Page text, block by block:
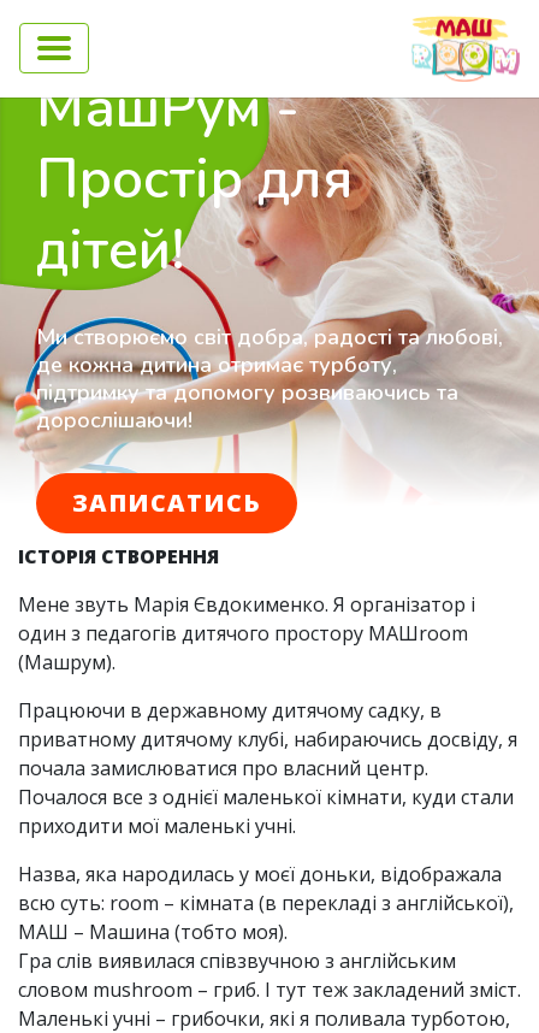
МашРум -
Простір для
дітей!
Ми створюємо світ добра, радості та любові,
де кожна дитина отримає турботу,
підтримку та допомогу розвиваючись та
дорослішаючи!
ЗАПИСАТИСЬ
ІСТОРІЯ СТВОРЕННЯ
Мене звуть Марія Євдокименко. Я організатор і
один з педагогів дитячого простору МАШroom
(Машрум).
Працюючи в державному дитячому садку, в
приватному дитячому клубі, набираючись досвіду, я
почала замислюватися про власний центр.
Почалося все з однієї маленької кімнати, куди стали
приходити мої маленькі учні.
Назва, яка народилась у моєї доньки, відображала
всю суть: room – кімната (в перекладі з англійської),
МАШ – Машина (тобто моя).
Гра слів виявилася співзвучною з англійським
словом mushroom – гриб. І тут теж закладений зміст.
Маленькі учні – грибочки, які я поливала турботою,